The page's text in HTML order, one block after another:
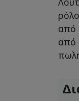
από
από